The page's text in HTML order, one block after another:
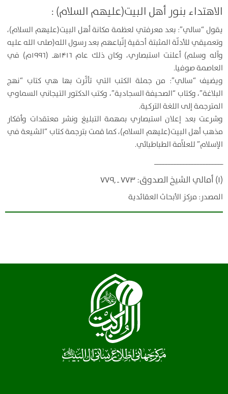
الاهتداء بنور أهل البيت(عليهم السلام) :
يقول “سالي”: بعد معرفتي لعظمة مكانة أهل البيت(عليهم السلام)،
وتعميقي للأدلّة المثبتة أحقية إتّباعهم بعد رسول الله(صلى الله عليه
وآله وسلم) أعلنت استبصاري، وكان ذلك عام ۱۴۱۶هـ (۱۹۹۶م) في
العاصمة صوفيا.
ويضيف “سالي”: من جملة الكتب التي تأثّرت بها هي كتاب “نهج
البلاغة”، وكتاب “الصحيفة السجادية”، وكتب الدكتور التيجاني السماوي
المترجمة إلى اللغة التركية.
وشرعت بعد إعلان استبصاري بمهمة التبليغ ونشر معتقدات وأفكار
مذهب أهل البيت(عليهم السلام)، كما قمت بترجمة كتاب “الشيعة في
الإسلام” للعلاّمة الطباطبائي.
ـــــــــــــــــــــــــــــــــــــــــــــ
(۱) أمالي الشيخ الصدوق: ۷۷۳ ـ ۷۷۹٫
المصدر: مركز الأبحاث العقائدية